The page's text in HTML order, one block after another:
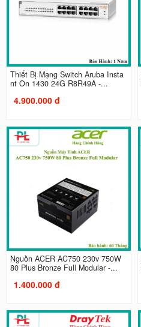
Thiết Bị Mạng Switch Aruba Insta
nt On 1430 24G R8R49A -...
4.900.000 đ
Nguồn ACER AC750 230v 750W
80 Plus Bronze Full Modular -...
1.400.000 đ